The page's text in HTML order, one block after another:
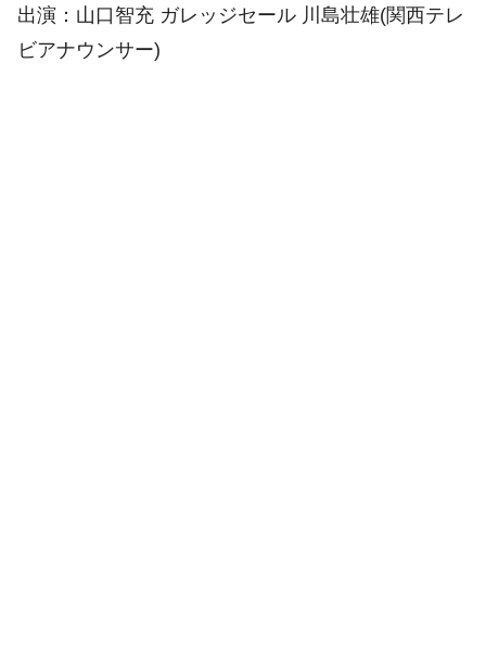
出演：山口智充 ガレッジセール 川島壮雄(関西テレ
ビアナウンサー)